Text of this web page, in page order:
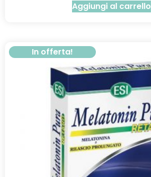
Aggiungi al carrello
In offerta!